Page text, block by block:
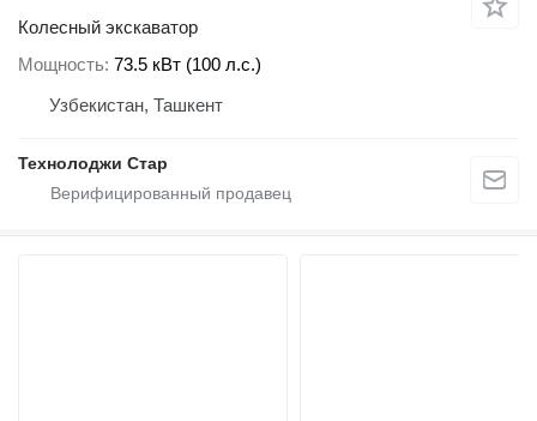
Колесный экскаватор
Мощность 73.5 кВт (100 л.с.)
Узбекистан, Ташкент
Технолоджи Стар